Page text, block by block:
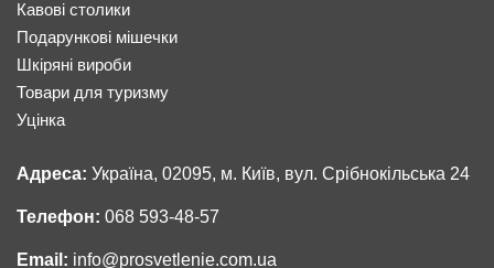
Кавові столики
Подарункові мішечки
Шкіряні вироби
Товари для туризму
Уцінка
Адреса: Україна, 02095, м. Київ, вул. Срібнокільська 24
Телефон: 068 593-48-57
Email: info@prosvetlenie.com.ua